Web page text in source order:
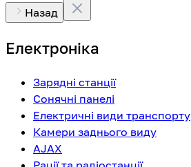
Назад
Електроніка
Зарядні станції
Сонячні панелі
Електричні види транспорту
Камери заднього виду
AJAX